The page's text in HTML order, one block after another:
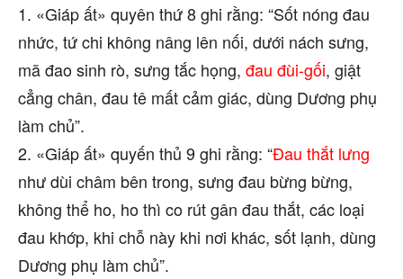
1. «Giáp ất» quyên thứ 8 ghi rằng: “Sốt nóng đau
nhức, tứ chi không nâng lên nối, dưới nách sưng,
mã đao sinh rò, sưng tắc họng, đau đùi-gối, giật
cẳng chân, đau tê mất cảm giác, dùng Dương phụ
làm chủ”.
2. «Giáp ất» quyến thủ 9 ghi rằng: “Đau thắt lưng
như dùi châm bên trong, sưng đau bừng bừng,
không thể ho, ho thì co rút gân đau thắt, các loại
đau khớp, khi chỗ này khi nơi khác, sốt lạnh, dùng
Dương phụ làm chủ”.